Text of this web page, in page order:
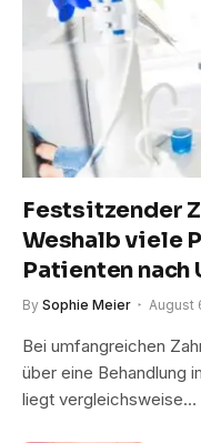
Festsitzender
Weshalb viele
Patienten nach
By Sophie Meier August
Bei umfangreichen
über eine Behandlung
liegt vergleichsweise…